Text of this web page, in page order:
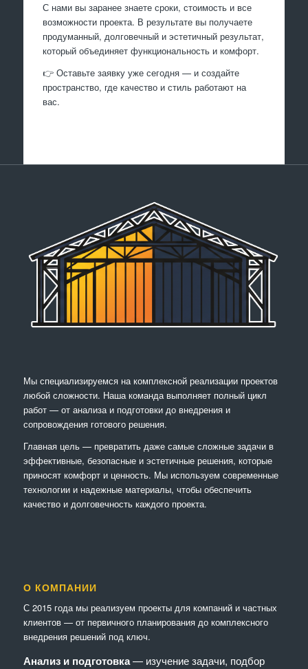
С нами вы заранее знаете сроки, стоимость и все
возможности проекта. В результате вы получаете
продуманный, долговечный и эстетичный результат,
который объединяет функциональность и комфорт.
👉 Оставьте заявку уже сегодня — и создайте
пространство, где качество и стиль работают на
вас.
Мы специализируемся на комплексной реализации проектов
любой сложности. Наша команда выполняет полный цикл
работ — от анализа и подготовки до внедрения и
сопровождения готового решения.
Главная цель — превратить даже самые сложные задачи в
эффективные, безопасные и эстетичные решения, которые
приносят комфорт и ценность. Мы используем современные
технологии и надежные материалы, чтобы обеспечить
качество и долговечность каждого проекта.
О КОМПАНИИ
С 2015 года мы реализуем проекты для компаний и частных
клиентов — от первичного планирования до комплексного
внедрения решений под ключ.
Анализ и подготовка— изучение задачи, подбор